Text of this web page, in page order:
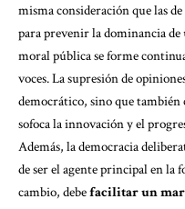
misma consideración que las
para prevenir la dominancia de
moral pública se forme
voces. La supresión de
democrático, sino que
sofoca la innovación y el
Además, la democracia
de ser el agente principal en la
cambio, debefacilitar un